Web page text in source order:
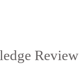
Review